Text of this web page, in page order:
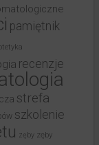
pamiętnik
recenzje
strefa
szkolenie
zęby zęby